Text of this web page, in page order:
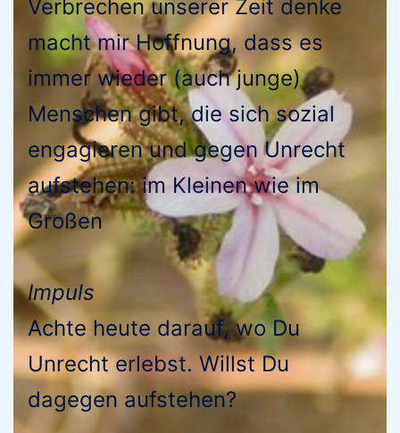
Verbrechen unserer Zeit denke
macht mir Hoffnung, dass es
immer wieder (auch junge)
Menschen gibt, die sich sozial
engagieren und gegen Unrecht
aufstehen: im Kleinen wie im
Großen
Impuls
Achte heute darauf, wo Du
Unrecht erlebst. Willst Du
dagegen aufstehen?